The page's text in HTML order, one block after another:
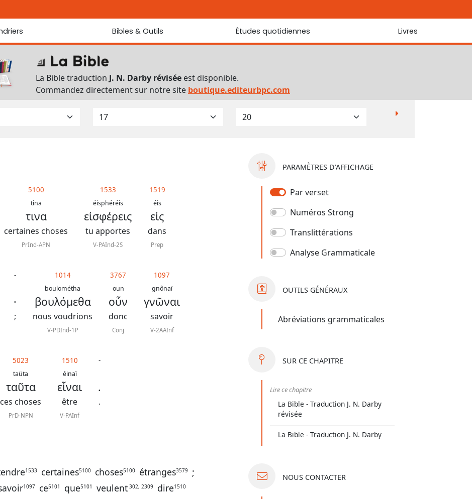
Bibles & Outils
Bibles
Traduction J. N. Darby révisée
Traduction J. N. Darby
Ancien Testament interlinéaire
Études quotidiennes Livres
Bibliothèque
La Bible traduction J. N. Darby révisée est disponible.
Commandez directement sur notre site boutique.editeurbpc.com
5100
tina
τινα
certaines choses
PrInd-APN
1533
éisphéréis
εἰσφέρεις
tu apportes
V-PAInd-2S
1519
éis
εἰς
dans
Prep
-
·
;
1014
boulométha
βουλόμεθα
nous voudrions
V-PDInd-1P
3767
oun
οὖν
donc
Conj
1097
gnônaï
γνῶναι
savoir
V-2AAInf
5023
taüta
ταῦτα
ces choses
PrD-NPN
1510
éinaï
εἶναι
être
V-PAInf
-
.
.
1533 certaines5100 choses5100 étranges3579
;
1097 ce5101 que5101 veulent 302, 2309 dire1510
PARAMÈTRES D’AFFICHAGE
Par verset
Numéros Strong
Translittérations
Analyse Grammaticale
OUTILS GÉNÉRAUX
Abréviations grammaticales
SUR CE CHAPITRE
Lire ce chapitre
La Bible - Traduction J. N. Darby
révisée
La Bible - Traduction J. N. Darby
NOUS CONTACTER